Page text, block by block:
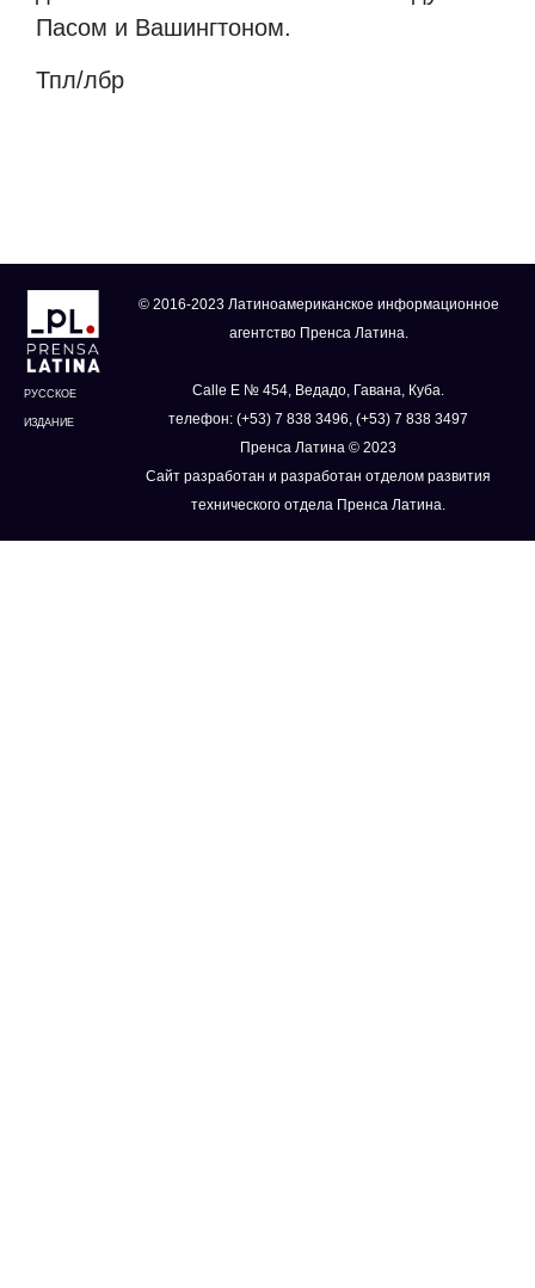
Пасом и Вашингтоном.
Тпл/лбр
РУССКОЕ
ИЗДАНИЕ
© 2016-2023 Латиноамериканское информационное
агентство Пренса Латина.
Calle E № 454, Ведадо, Гавана, Куба.
телефон: (+53) 7 838 3496, (+53) 7 838 3497
Пренса Латина © 2023
Сайт разработан и разработан отделом развития
технического отдела Пренса Латина.